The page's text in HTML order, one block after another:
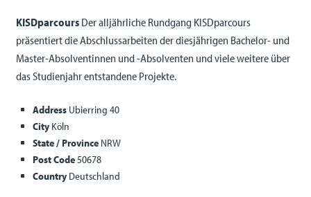
KISDparcoursDer alljährliche Rundgang KISDparcours
präsentiert die Abschlussarbeiten der diesjährigen Bachelor- und
Master-Absolventinnen und -Absolventen und viele weitere über
das Studienjahr entstandene Projekte.
AddressUbierring 40
CityKöln
State / ProvinceNRW
Post Code50678
CountryDeutschland